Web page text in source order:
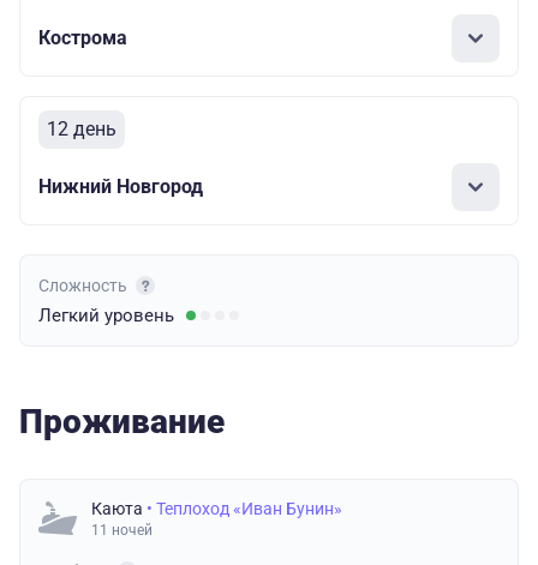
Кострома
12 день
Нижний Новгород
Сложность
Легкий уровень
Проживание
Каюта • Теплоход «Иван Бунин»
11 ночей